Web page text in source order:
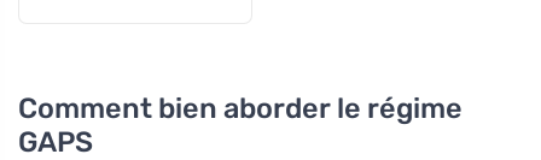
Comment bien aborder le régime
GAPS